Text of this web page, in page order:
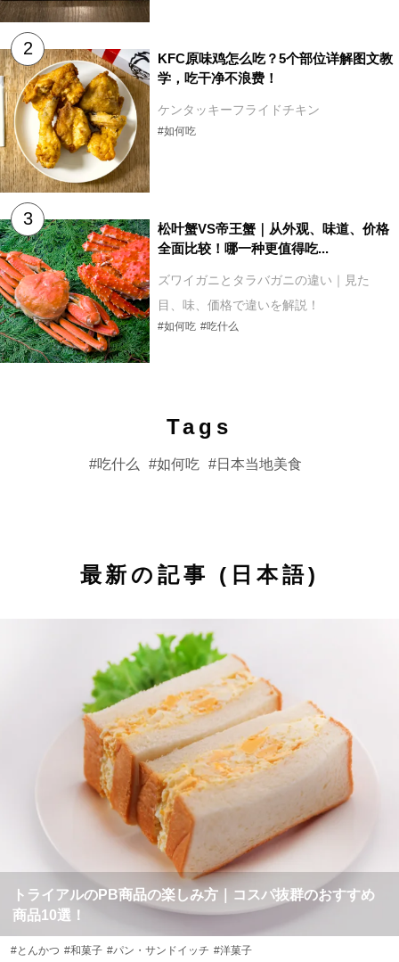
KFC原味鸡怎么吃？5个部位详解图文教
学，吃干净不浪费！
ケンタッキーフライドチキン
#如何吃
松叶蟹VS帝王蟹｜从外观、味道、价格
全面比较！哪一种更值得吃...
ズワイガニとタラバガニの違い｜見た
目、味、価格で違いを解説！
#如何吃 #吃什么
Tags
吃什么 如何吃 日本当地美食
最新の記事 (日本語)
トライアルのPB商品の楽しみ方｜コスパ抜群のおすすめ
商品10選！
#とんかつ #和菓子 #パン・サンドイッチ #洋菓子